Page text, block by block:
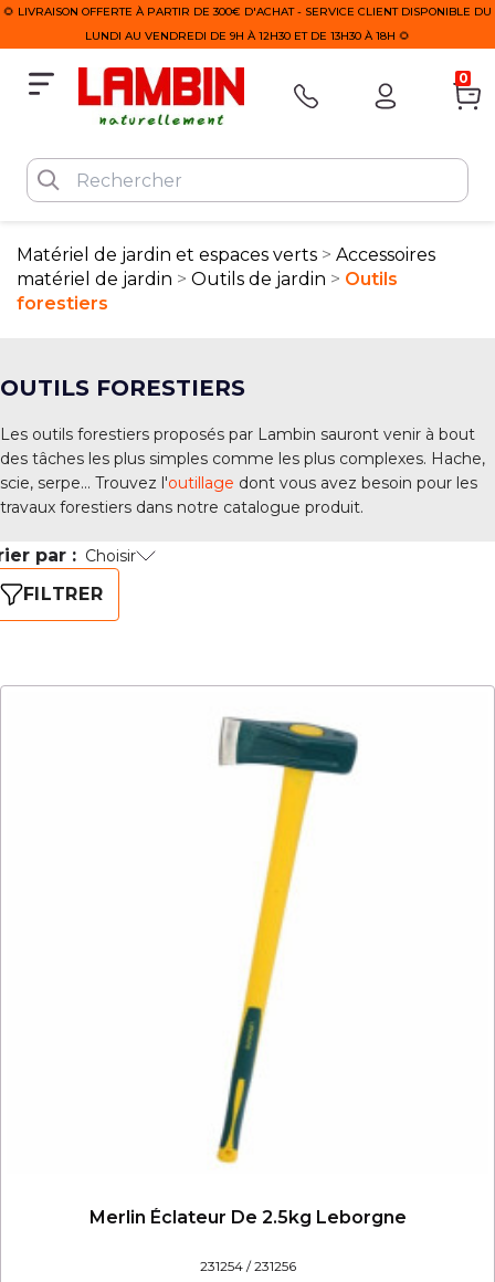
🌻 LIVRAISON OFFERTE À PARTIR DE 300€ D'ACHAT - SERVICE CLIENT DISPONIBLE DU
LUNDI AU VENDREDI DE 9H À 12H30 ET DE 13H30 À 18H 🌻
0
Matériel de jardin et espaces verts
Accessoires
matériel de jardin
Outils de jardin
Outils
forestiers
OUTILS FORESTIERS
Les outils forestiers proposés par Lambin sauront venir à bout
des tâches les plus simples comme les plus complexes. Hache,
scie, serpe... Trouvez l'outillage dont vous avez besoin pour les
travaux forestiers dans notre catalogue produit.
par : Choisir
FILTRER
Merlin Éclateur De 2.5kg Leborgne
231254 / 231256